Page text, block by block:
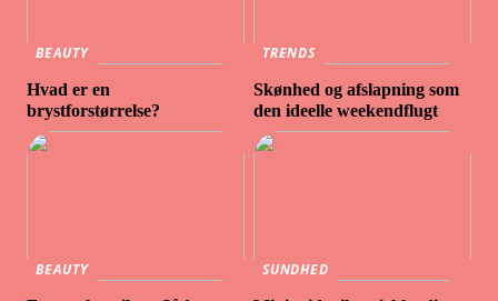
BEAUTY
Hvad er en
brystforstørrelse?
TRENDS
Skønhed og afslapning som
den ideelle weekendflugt
BEAUTY
SUNDHED